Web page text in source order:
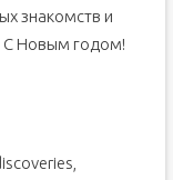
знакомств и
С Новым годом!